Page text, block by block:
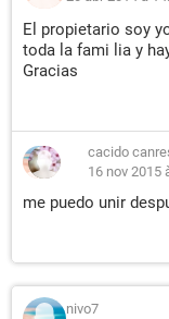
El propietario soy
toda la fami lia y
Gracias
cacido
16 nov 2015
me puedo unir
nivo7